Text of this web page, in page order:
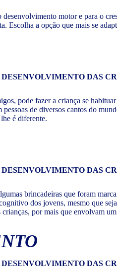
motor e para o
Escolha a opção que mais se
pode fazer a criança se
pessoas de diversos cantos do
é diferente.
brincadeiras que foram
dos jovens, mesmo que
por mais que envolvam